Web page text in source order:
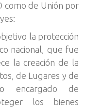
como de Unión por
la protección
nacional, que fue
la creación de la
de Lugares y de
encargado de
los bienes